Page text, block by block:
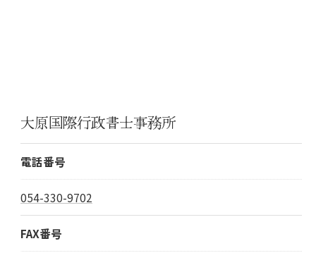
大原国際行政書士事務所
電話番号
054-330-9702
FAX番号